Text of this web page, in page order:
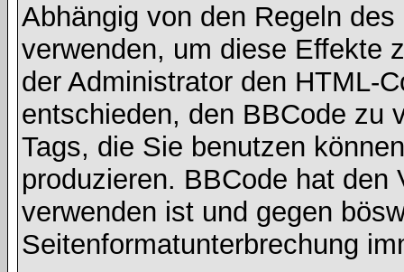
Abhängig von den Regeln
verwenden, um diese Effekte
der Administrator den HTML-
entschieden, den BBCode zu
Tags, die Sie benutzen
produzieren. BBCode hat
verwenden ist und gegen
Seitenformatunterbrechung